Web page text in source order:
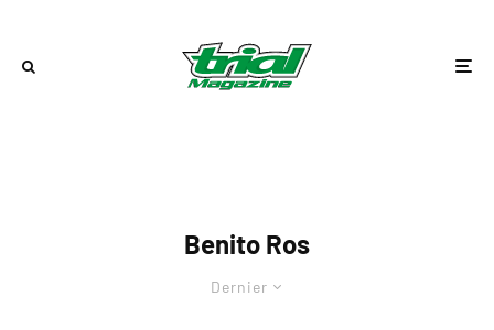
Benito Ros
Dernier